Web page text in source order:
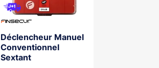
Déclencheur Manuel
Conventionnel
Sextant